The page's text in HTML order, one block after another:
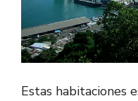
Estas habitaciones